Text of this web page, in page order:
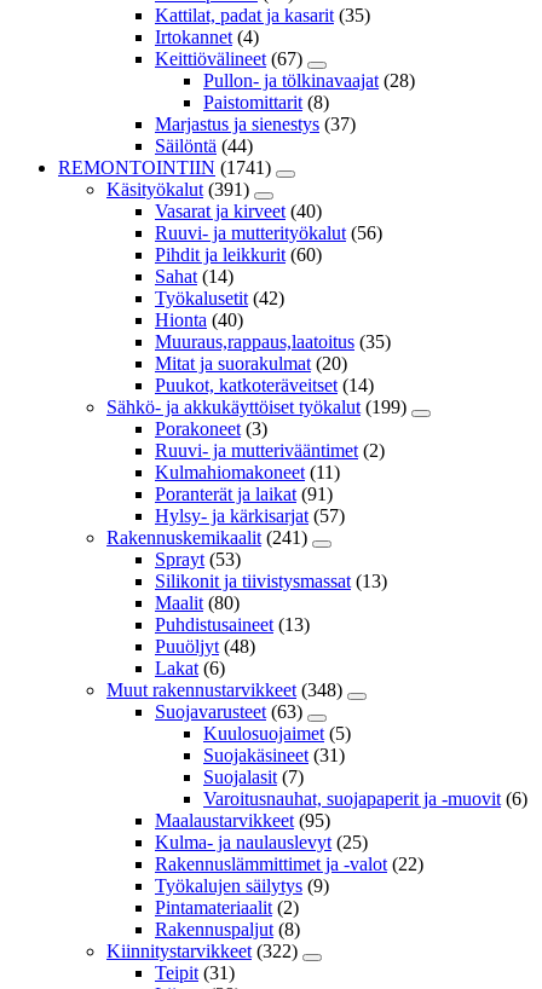
Kattilat, padat ja kasarit (35)
Irtokannet (4)
Keittiövälineet (67)
Pullon- ja tölkinavaajat (28)
Paistomittarit (8)
Marjastus ja sienestys (37)
Säilöntä (44)
REMONTOINTIIN (1741)
Käsityökalut (391)
Vasarat ja kirveet (40)
Ruuvi- ja mutterityökalut (56)
Pihdit ja leikkurit (60)
Sahat (14)
Työkalusetit (42)
Hionta (40)
Muuraus,rappaus,laatoitus (35)
Mitat ja suorakulmat (20)
Puukot, katkoteräveitset (14)
Sähkö- ja akkukäyttöiset työkalut (199)
Porakoneet (3)
Ruuvi- ja mutterivääntimet (2)
Kulmahiomakoneet (11)
Poranterät ja laikat (91)
Hylsy- ja kärkisarjat (57)
Rakennuskemikaalit (241)
Sprayt (53)
Silikonit ja tiivistysmassat (13)
Maalit (80)
Puhdistusaineet (13)
Puuöljyt (48)
Lakat (6)
Muut rakennustarvikkeet (348)
Suojavarusteet (63)
Kuulosuojaimet (5)
Suojakäsineet (31)
Suojalasit (7)
Varoitusnauhat, suojapaperit ja -muovit (6)
Maalaustarvikkeet (95)
Kulma- ja naulauslevyt (25)
Rakennuslämmittimet ja -valot (22)
Työkalujen säilytys (9)
Pintamateriaalit (2)
Rakennuspaljut (8)
Kiinnitystarvikkeet (322)
Teipit (31)